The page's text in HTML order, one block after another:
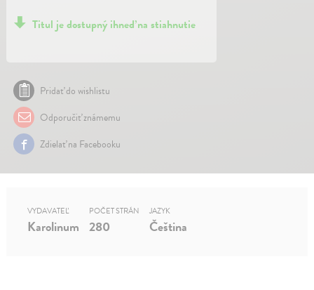
Titul je dostupný ihneď na stiahnutie
Pridať do wishlistu
Odporučiť známemu
Zdielať na Facebooku
VYDAVATEĽ
Karolinum
POČET STRÁN
280
JAZYK
Čeština